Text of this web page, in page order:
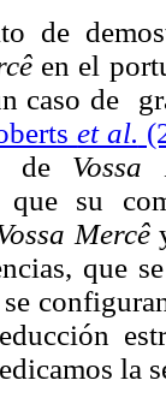
de
en el
caso de
et al.
de Vossa
su
Mercê
que
la